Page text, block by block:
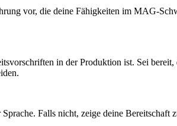
vor, die deine Fähigkeiten im MAG-
in der Produktion ist. Sei
Falls nicht, zeige deine